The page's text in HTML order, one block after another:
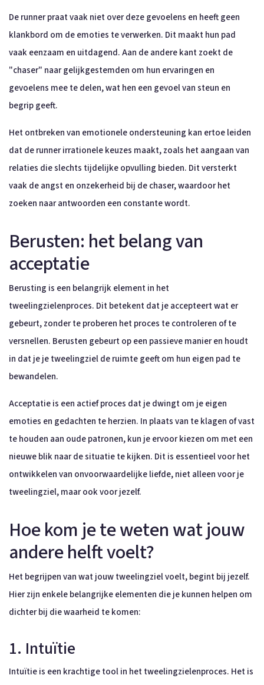
De runner praat vaak niet over deze gevoelens en heeft geen
klankbord om de emoties te verwerken. Dit maakt hun pad
vaak eenzaam en uitdagend. Aan de andere kant zoekt de
"chaser" naar gelijkgestemden om hun ervaringen en
gevoelens mee te delen, wat hen een gevoel van steun en
begrip geeft.
Het ontbreken van emotionele ondersteuning kan ertoe leiden
dat de runner irrationele keuzes maakt, zoals het aangaan van
relaties die slechts tijdelijke opvulling bieden. Dit versterkt
vaak de angst en onzekerheid bij de chaser, waardoor het
zoeken naar antwoorden een constante wordt.
Berusten: het belang van
acceptatie
Berusting is een belangrijk element in het
tweelingzielenproces. Dit betekent dat je accepteert wat er
gebeurt, zonder te proberen het proces te controleren of te
versnellen. Berusten gebeurt op een passieve manier en houdt
in dat je je tweelingziel de ruimte geeft om hun eigen pad te
bewandelen.
Acceptatie is een actief proces dat je dwingt om je eigen
emoties en gedachten te herzien. In plaats van te klagen of vast
te houden aan oude patronen, kun je ervoor kiezen om met een
nieuwe blik naar de situatie te kijken. Dit is essentieel voor het
ontwikkelen van onvoorwaardelijke liefde, niet alleen voor je
tweelingziel, maar ook voor jezelf.
Hoe kom je te weten wat jouw
andere helft voelt?
Het begrijpen van wat jouw tweelingziel voelt, begint bij jezelf.
Hier zijn enkele belangrijke elementen die je kunnen helpen om
dichter bij die waarheid te komen:
1. Intuïtie
Intuïtie is een krachtige tool in het tweelingzielenproces. Het is